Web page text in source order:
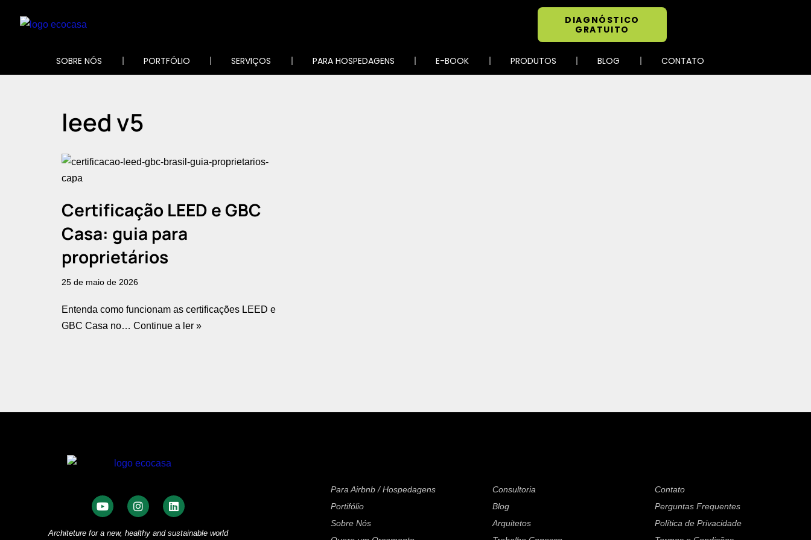
DIAGNÓSTICO
GRATUITO
SOBRE NÓS PORTFÓLIO SERVIÇOS PARA HOSPEDAGENS E-BOOK PRODUTOS BLOG CONTATO
leed v5
Certificação LEED e GBC
Casa: guia para
proprietários
25 de maio de 2026
Entenda como funcionam as certificações LEED e
GBC Casa no… Continue a ler »
Architeture for a new, healthy and sustainable world
Para Airbnb / Hospedagens
Portifólio
Sobre Nós
Consultoria
Blog
Arquitetos
Contato
Perguntas Frequentes
Política de Privacidade